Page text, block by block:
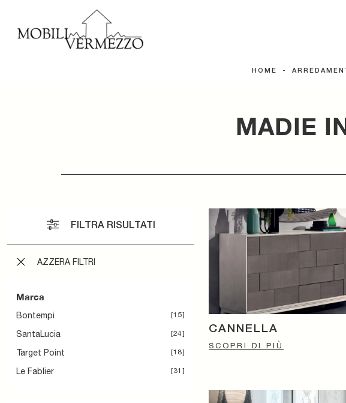
HOME -
MADIE
FILTRA RISULTATI
AZZERA FILTRI
Marca
Bontempi 15
SantaLucia 24
Target Point 18
Le Fablier 31
CANNELLA
SCOPRI DI PIÙ